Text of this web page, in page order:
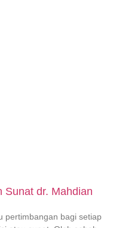
Sunat dr. Mahdian
pertimbangan bagi setiap